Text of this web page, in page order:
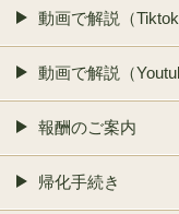
動画で解説（Tiktok
動画で解説（
報酬のご案内
帰化手続き